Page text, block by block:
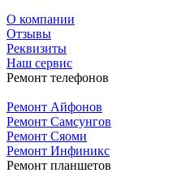
О компании
Отзывы
Реквизиты
Наш сервис
Ремонт телефонов
Ремонт Айфонов
Ремонт Самсунгов
Ремонт Сяоми
Ремонт Инфиникс
Ремонт планшетов